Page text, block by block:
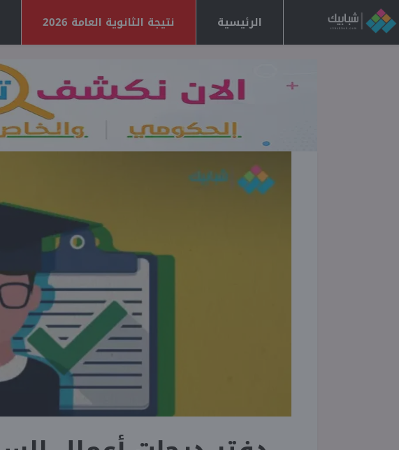
الرئيسية نتيجة الثانوية العامة 2026